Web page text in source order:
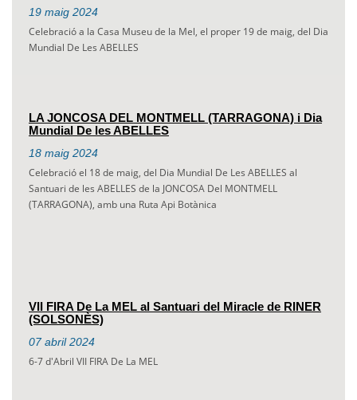
19 maig 2024
Celebració a la Casa Museu de la Mel, el proper 19 de maig, del Dia
Mundial De Les ABELLES
LA JONCOSA DEL MONTMELL (TARRAGONA) i Dia
Mundial De les ABELLES
18 maig 2024
Celebració el 18 de maig, del Dia Mundial De Les ABELLES al
Santuari de les ABELLES de la JONCOSA Del MONTMELL
(TARRAGONA), amb una Ruta Api Botànica
VII FIRA De La MEL al Santuari del Miracle de RINER
(SOLSONÈS)
07 abril 2024
6-7 d'Abril VII FIRA De La MEL